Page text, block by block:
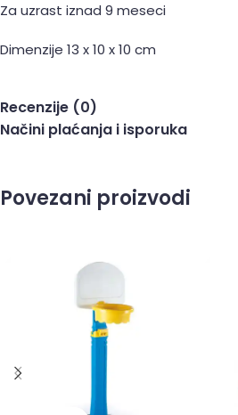
Za uzrast iznad 9 meseci
Dimenzije 13 x 10 x 10 cm
Recenzije (0)
Načini plaćanja i isporuka
Povezani proizvodi